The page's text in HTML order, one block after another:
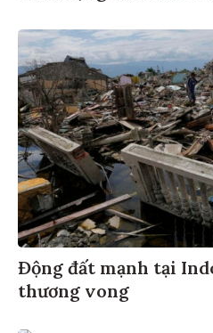
Động đất mạnh tại
thương vong